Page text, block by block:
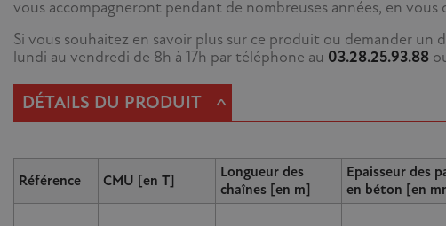
vous accompagneront pendant de nombreuses années, en
Si vous souhaitez en savoir plus sur ce produit ou demander
lundi au vendredi de 8h à 17h par téléphone au 03.28.25.93.88
DÉTAILS DU PRODUIT ^
Référence CMU [en T]
Longueur des
chaînes [en m]
Epaisseur des
en béton [en